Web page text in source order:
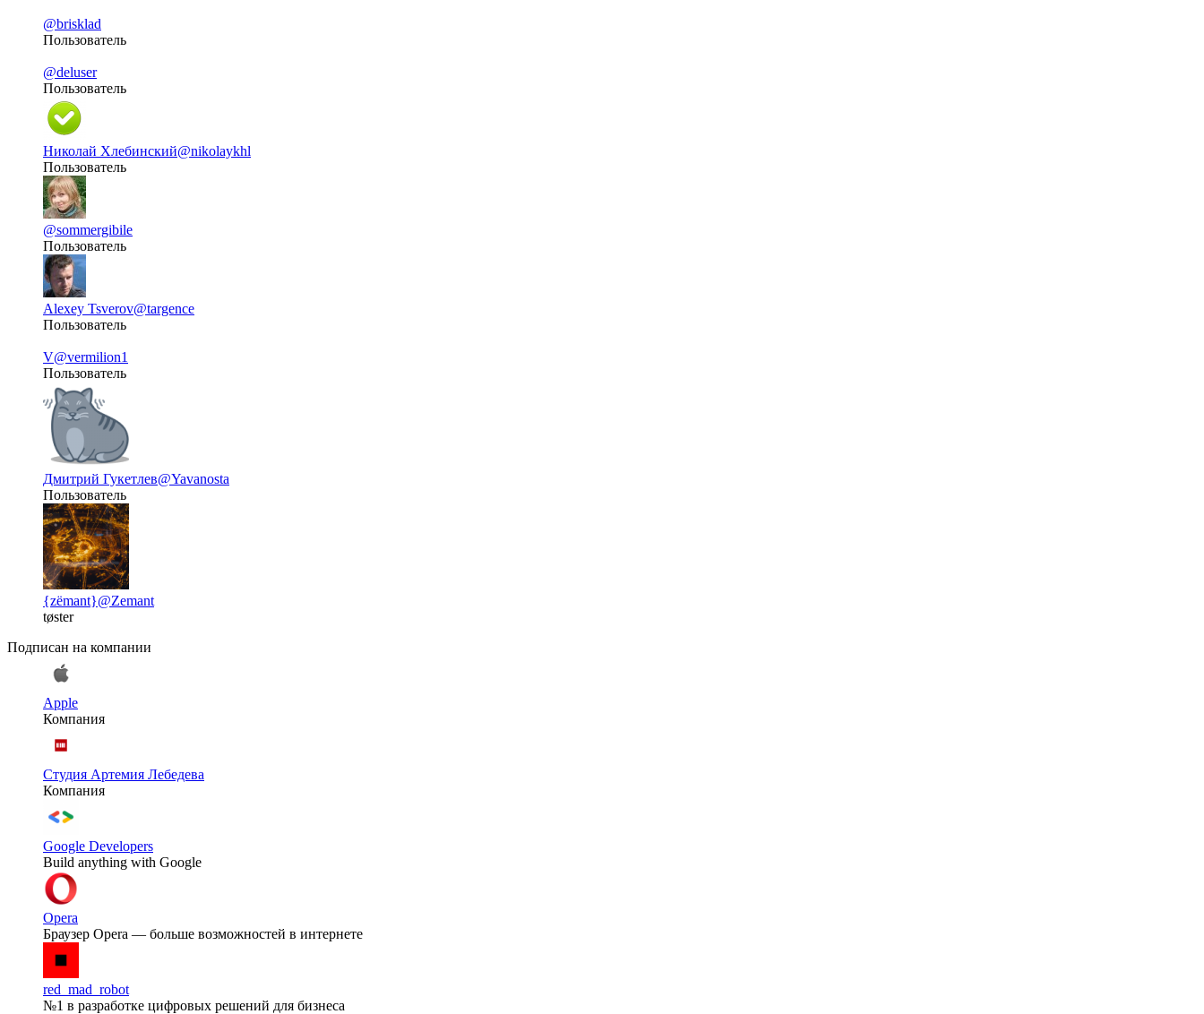
@brisklad
Пользователь
@deluser
Пользователь
Николай Хлебинский@nikolaykhl
Пользователь
@sommergibile
Пользователь
Alexey Tsverov@targence
Пользователь
V@vermilion1
Пользователь
Дмитрий Гукетлев@Yavanosta
Пользователь
{zëmant}@Zemant
tøster
Подписан на компании
Apple
Компания
Студия Артемия Лебедева
Компания
Google Developers
Build anything with Google
Opera
Браузер Opera — больше возможностей в интернете
red_mad_robot
№1 в разработке цифровых решений для бизнеса